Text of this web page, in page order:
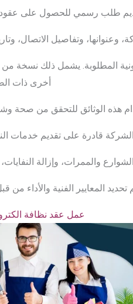
طلب رسمي للحصول على
وعنوانها، وتفاصيل الاتصال،
المطلوبة. يشمل ذلك
أخرى ذات
هذه الوثائق للتحقق من صحة
قادرة على تقديم خدمات
والممرات، وإزالة
المعايير الفنية والأداء من
عمل عقد نظافة